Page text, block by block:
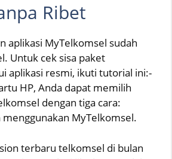
Ribet
aplikasi MyTelkomsel sudah
Untuk cek sisa paket
aplikasi resmi, ikuti tutorial ini:-
HP, Anda dapat memilih
dengan tiga cara:
menggunakan MyTelkomsel.
terbaru telkomsel di bulan